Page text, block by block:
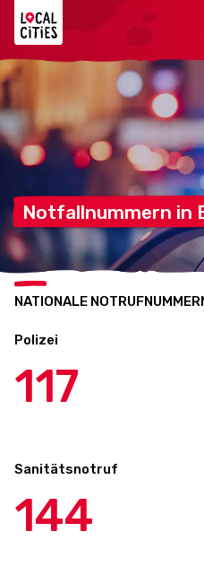
Notfallnummern in
NATIONALE
Polizei
117
Sanitätsnotruf
144